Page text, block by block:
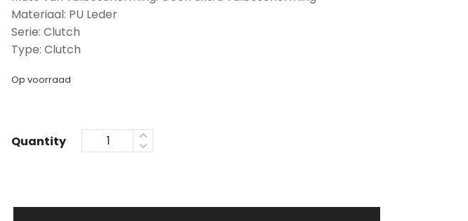
Materiaal: PU Leder
Serie: Clutch
Type: Clutch
Op voorraad
Quantity